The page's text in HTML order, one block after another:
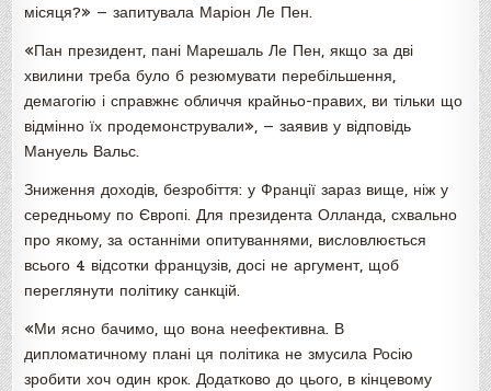
місяця?» — запитувала Маріон Ле Пен.
«Пан президент, пані Марешаль Ле Пен, якщо за дві
хвилини треба було б резюмувати перебільшення,
демагогію і справжнє обличчя крайньо-правих, ви тільки що
відмінно їх продемонстрували», — заявив у відповідь
Мануель Вальс.
Зниження доходів, безробіття: у Франції зараз вище, ніж у
середньому по Європі. Для президента Олланда, схвально
про якому, за останніми опитуваннями, висловлюється
всього 4 відсотки французів, досі не аргумент, щоб
переглянути політику санкцій.
«Ми ясно бачимо, що вона неефективна. В
дипломатичному плані ця політика не змусила Росію
зробити хоч один крок. Додатково до цього, в кінцевому